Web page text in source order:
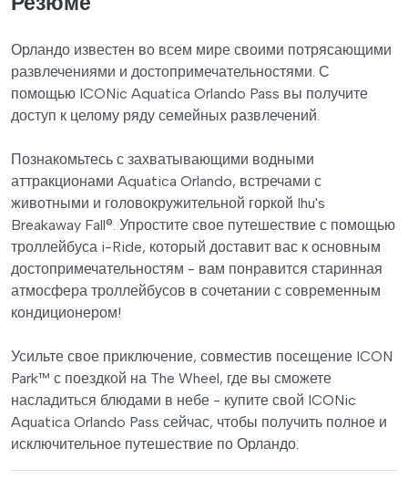
Орландо известен во всем мире своими потрясающими
развлечениями и достопримечательностями. С
помощью ICONic Aquatica Orlando Pass вы получите
доступ к целому ряду семейных развлечений.
Познакомьтесь с захватывающими водными
аттракционами Aquatica Orlando, встречами с
животными и головокружительной горкой Ihu's
Breakaway Fall®. Упростите свое путешествие с помощью
троллейбуса i-Ride, который доставит вас к основным
достопримечательностям - вам понравится старинная
атмосфера троллейбусов в сочетании с современным
кондиционером!
Усильте свое приключение, совместив посещение ICON
Park™ с поездкой на The Wheel, где вы сможете
насладиться блюдами в небе - купите свой ICONic
Aquatica Orlando Pass сейчас, чтобы получить полное и
исключительное путешествие по Орландо.